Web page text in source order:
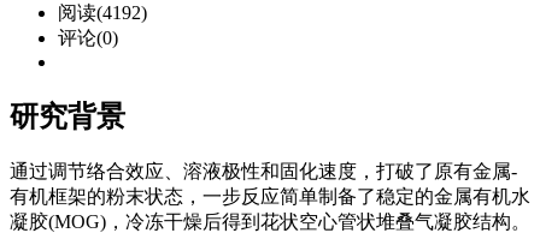
阅读(4192)
评论(0)
研究背景
通过调节络合效应、溶液极性和固化速度，打破了原有金属-
有机框架的粉末状态，一步反应简单制备了稳定的金属有机水
凝胶(MOG)，冷冻干燥后得到花状空心管状堆叠气凝胶结构。